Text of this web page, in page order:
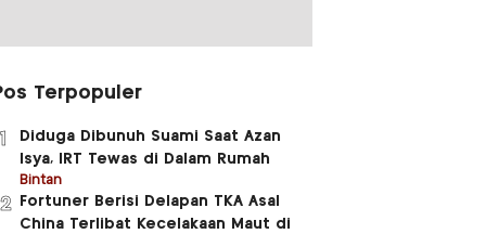
Terpopuler
Diduga Dibunuh Suami Saat Azan
Isya, IRT Tewas di Dalam Rumah
Bintan
Fortuner Berisi Delapan TKA Asal
China Terlibat Kecelakaan Maut di